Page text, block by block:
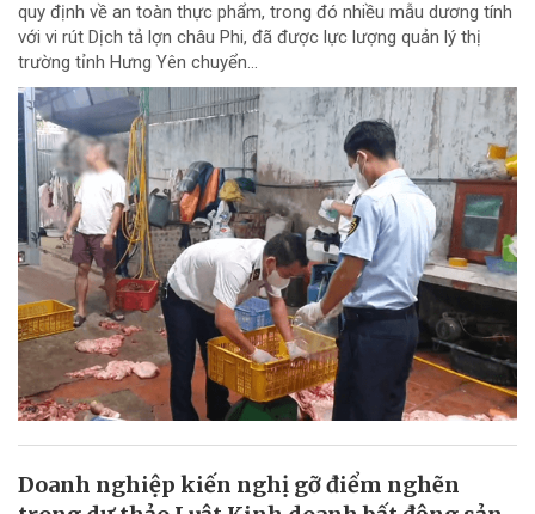
quy định về an toàn thực phẩm, trong đó nhiều mẫu dương tính
với vi rút Dịch tả lợn châu Phi, đã được lực lượng quản lý thị
trường tỉnh Hưng Yên chuyển...
Doanh nghiệp kiến nghị gỡ điểm nghẽn